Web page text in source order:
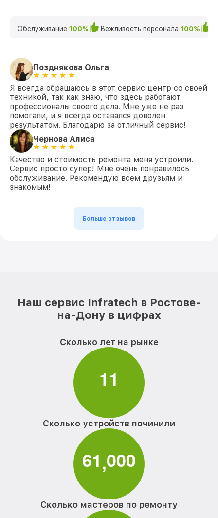
Обслуживание 100% Вежливость персонала 100%
Позднякова Ольга
Я всегда обращаюсь в этот сервис центр со своей
техникой, так как знаю, что здесь работают
профессионалы своего дела. Мне уже не раз
помогали, и я всегда оставался доволен
результатом. Благодарю за отличный сервис!
Чернова Алиса
Качество и стоимость ремонта меня устроили.
Сервис просто супер! Мне очень понравилось
обслуживание. Рекомендую всем друзьям и
знакомым!
Больше отзывов
Наш сервис Infratech в Ростове-
на-Дону в цифрах
Сколько лет на рынке
11
Сколько устройств починили
61,000
Сколько мастеров по ремонту